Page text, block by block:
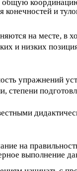
общую
конечностей и
на месте, в
и низких
упражнений
степени
на
выполнение